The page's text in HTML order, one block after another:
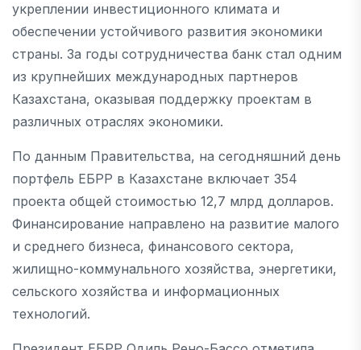
укреплении инвестиционного климата и
обеспечении устойчивого развития экономики
страны. За годы сотрудничества банк стал одним
из крупнейших международных партнеров
Казахстана, оказывая поддержку проектам в
различных отраслях экономики.
По данным Правительства, на сегодняшний день
портфель ЕБРР в Казахстане включает 354
проекта общей стоимостью 12,7 млрд долларов.
Финансирование направлено на развитие малого
и среднего бизнеса, финансового сектора,
жилищно-коммунального хозяйства, энергетики,
сельского хозяйства и информационных
технологий.